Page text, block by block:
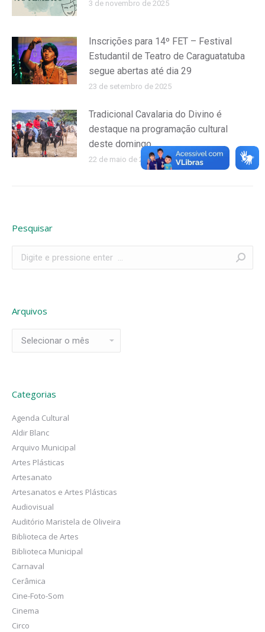
3 de novembro de 2025
Inscrições para 14º FET – Festival
Estudantil de Teatro de Caraguatatuba
segue abertas até dia 29
23 de setembro de 2025
Tradicional Cavalaria do Divino é
destaque na programação cultural
deste domingo
22 de maio de 2025
Pesquisar
Arquivos
Categorias
Agenda Cultural
Aldir Blanc
Arquivo Municipal
Artes Plásticas
Artesanato
Artesanatos e Artes Plásticas
Audiovisual
Auditório Maristela de Oliveira
Biblioteca de Artes
Biblioteca Municipal
Carnaval
Cerâmica
Cine-Foto-Som
Cinema
Circo